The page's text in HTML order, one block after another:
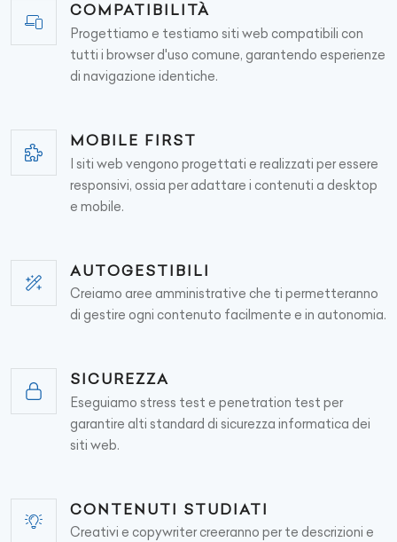
COMPATIBILITÀ
Progettiamo e testiamo siti web compatibili con
tutti i browser d'uso comune, garantendo esperienze
di navigazione identiche.
MOBILE FIRST
I siti web vengono progettati e realizzati per essere
responsivi, ossia per adattare i contenuti a desktop
e mobile.
AUTOGESTIBILI
Creiamo aree amministrative che ti permetteranno
di gestire ogni contenuto facilmente e in autonomia.
SICUREZZA
Eseguiamo stress test e penetration test per
garantire alti standard di sicurezza informatica dei
siti web.
CONTENUTI STUDIATI
Creativi e copywriter creeranno per te descrizioni e